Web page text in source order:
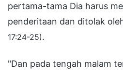
pertama-tama Dia harus
penderitaan dan ditolak
17:24-25).
"Dan pada tengah malam